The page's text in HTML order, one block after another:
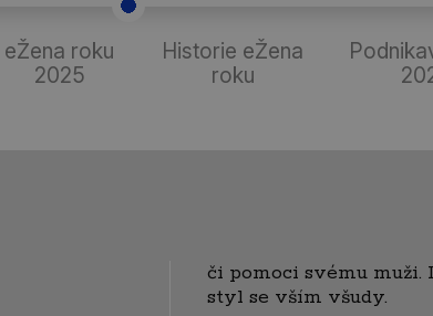
eŽena roku
2025
Historie eŽena
roku
či pomoci svému
styl se vším všudy.